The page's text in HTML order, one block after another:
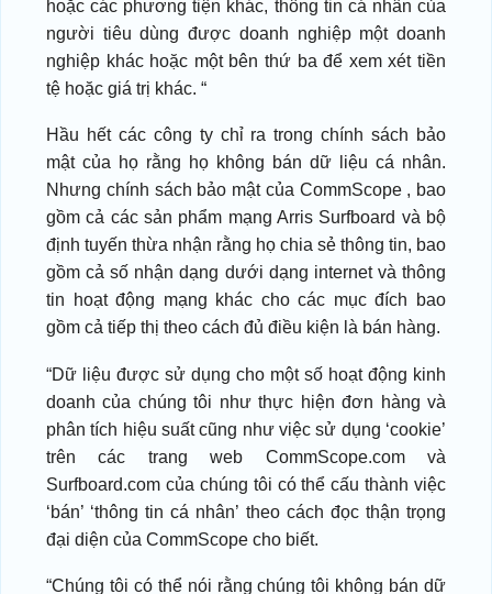
hoặc các phương tiện khác, thông tin cá nhân của
người tiêu dùng được doanh nghiệp một doanh
nghiệp khác hoặc một bên thứ ba để xem xét tiền
tệ hoặc giá trị khác. “
Hầu hết các công ty chỉ ra trong chính sách bảo
mật của họ rằng họ không bán dữ liệu cá nhân.
Nhưng chính sách bảo mật của CommScope , bao
gồm cả các sản phẩm mạng Arris Surfboard và bộ
định tuyến thừa nhận rằng họ chia sẻ thông tin, bao
gồm cả số nhận dạng dưới dạng internet và thông
tin hoạt động mạng khác cho các mục đích bao
gồm cả tiếp thị theo cách đủ điều kiện là bán hàng.
“Dữ liệu được sử dụng cho một số hoạt động kinh
doanh của chúng tôi như thực hiện đơn hàng và
phân tích hiệu suất cũng như việc sử dụng ‘cookie’
trên các trang web CommScope.com và
Surfboard.com của chúng tôi có thể cấu thành việc
‘bán’ ‘thông tin cá nhân’ theo cách đọc thận trọng
đại diện của CommScope cho biết.
“Chúng tôi có thể nói rằng chúng tôi không bán dữ